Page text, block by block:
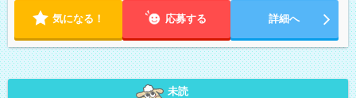
気になる！ 応募する 詳細へ
未読